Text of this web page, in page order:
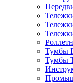
Тумбы
Тумбы